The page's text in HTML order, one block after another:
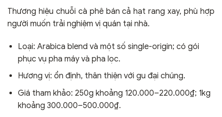
Thương hiệu chuỗi cà phê bán cả hạt rang xay, phù hợp
người muốn trải nghiệm vị quán tại nhà.
Loại: Arabica blend và một số single-origin; có gói
phục vụ pha máy và pha lọc.
Hương vị: ổn định, thân thiện với gu đại chúng.
Giá tham khảo: 250g khoảng 120.000–220.000₫; 1kg
khoảng 300.000–500.000₫.